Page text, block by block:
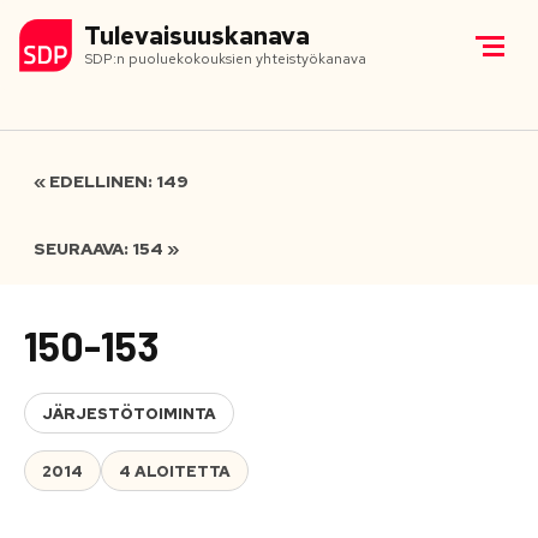
Tulevaisuuskanava
SDP:n puoluekokouksien yhteistyökanava
« EDELLINEN: 149
SEURAAVA: 154 »
150-153
JÄRJESTÖTOIMINTA
2014 4 ALOITETTA